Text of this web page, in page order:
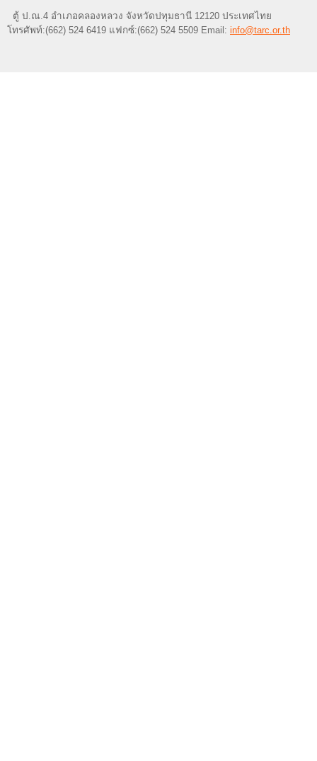
ตู้ ป.ณ.4 อำเภอคลองหลวง จังหวัดปทุมธานี 12120 ประเทศไทย
โทรศัพท์:(662) 524 6419 แฟกซ์:(662) 524 5509 Email: info@tarc.or.th